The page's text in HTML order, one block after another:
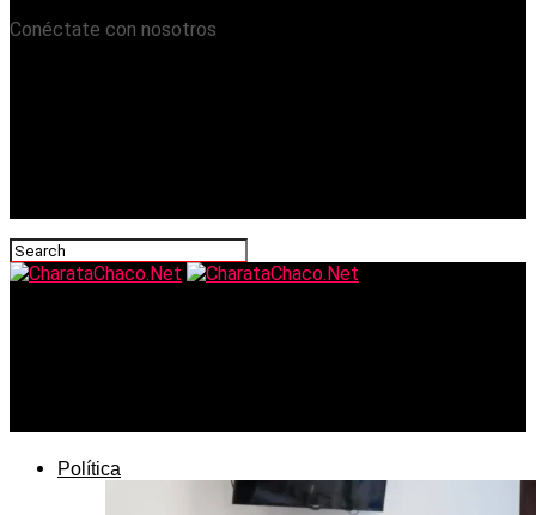
Conéctate con nosotros
Política